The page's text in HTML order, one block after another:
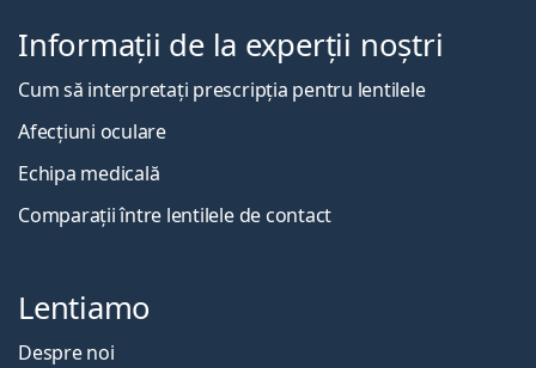
Informații de la experții noștri
Cum să interpretați prescripția pentru lentilele
Afecțiuni oculare
Echipa medicală
Comparații între lentilele de contact
Lentiamo
Despre noi